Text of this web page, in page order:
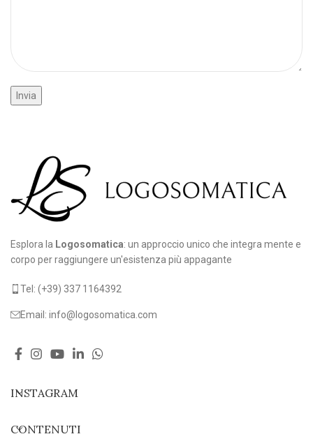
Esplora la Logosomatica: un approccio unico che integra mente e
corpo per raggiungere un'esistenza più appagante
Tel: (+39) 337 1164392
Email: info@logosomatica.com
INSTAGRAM
CONTENUTI